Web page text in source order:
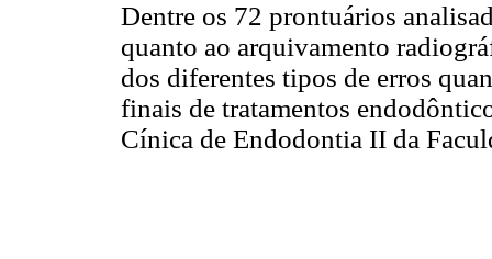
Dentre os 72 prontuários
quanto ao arquivamento
dos diferentes tipos de erros
finais de tratamentos
Cínica de Endodontia II da